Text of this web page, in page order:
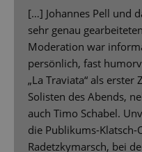
[…] Johannes Pell und
sehr genau
Moderation war
persönlich, fast
„La Traviata“ als
Solisten des Abends,
auch Timo Schabel.
die Publikums-
Radetzkymarsch, bei